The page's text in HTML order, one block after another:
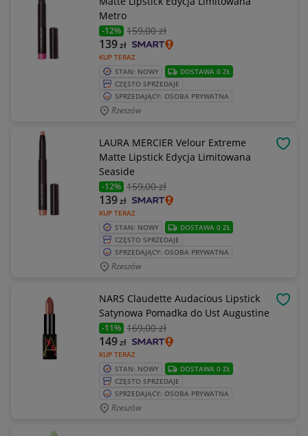
Metro
-12% 159,00 zł
KUP TERAZ
139zł
STAN: NOWY
DOSTAWA 0 ZŁ
CZĘSTO SPRZEDAJE
SPRZEDAJĄCY: OSOBA PRYWATNA
Rzeszów
LAURA MERCIER Velour Extreme
Matte Lipstick Edycja Limitowana
Seaside
-12% 159,00 zł
KUP TERAZ
139zł
STAN: NOWY
DOSTAWA 0 ZŁ
CZĘSTO SPRZEDAJE
SPRZEDAJĄCY: OSOBA PRYWATNA
Rzeszów
NARS Claudette Audacious Lipstick
Satynowa Pomadka do Ust Augustine
-11% 169,00 zł
KUP TERAZ
149zł
STAN: NOWY
DOSTAWA 0 ZŁ
CZĘSTO SPRZEDAJE
SPRZEDAJĄCY: OSOBA PRYWATNA
Rzeszów